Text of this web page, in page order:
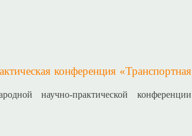
конференция «Транспортная
научно-практической конференции